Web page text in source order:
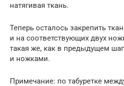
натягивая ткань.
Теперь осталось закрепить
и на соответствующих двух
такая же, как в предыдущем
и ножками.
Примечание: по табуретке